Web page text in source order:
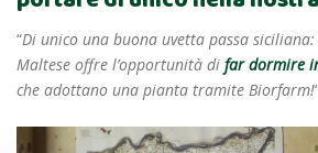
“Di unico una buona uvetta passa siciliana:
Maltese offre l’opportunità di far dormire
che adottano una pianta tramite Biorfarm!